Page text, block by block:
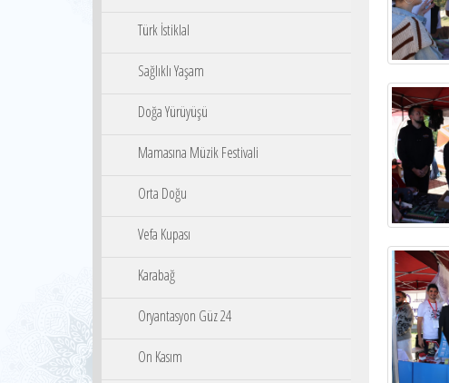
Türk İstiklal
Sağlıklı Yaşam
Doğa Yürüyüşü
Mamasına Müzik Festivali
Orta Doğu
Vefa Kupası
Karabağ
Oryantasyon Güz 24
On Kasım